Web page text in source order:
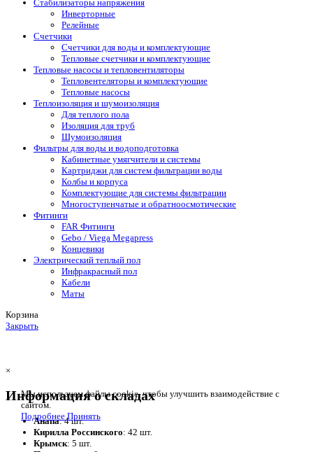
Стабилизаторы напряжения
Инверторные
Релейные
Счетчики
Счетчики для воды и комплектующие
Тепловые счетчики и комплектующие
Тепловые насосы и тепловентиляторы
Тепловентеляторы и комплектующие
Тепловые насосы
Теплоизоляция и шумоизоляция
Для теплого пола
Изоляция для труб
Шумоизоляция
Фильтры для воды и водоподготовка
Кабинетные умягчители и системы
Картриджи для систем фильтрации воды
Колбы и корпуса
Комплектующие для системы фильтрации
Многоступенчатые и обратноосмотические
Фитинги
FAR Фитинги
Gebo / Viega Megapress
Концевики
Электрический теплый пол
Инфракрасный пол
Кабели
Маты
Корзина
Закрыть
Мы используем файлы cookie, чтобы улучшить взаимодействие с
сайтом.
Подробнее Принять
×
Информация о складах
Анапа: 4 шт.
Кирилла Россинского: 42 шт.
Крымск: 5 шт.